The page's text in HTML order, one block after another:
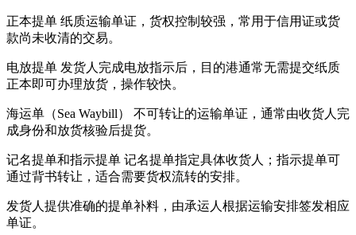
正本提单 纸质运输单证，货权控制较强，常用于信用证或货
款尚未收清的交易。
电放提单 发货人完成电放指示后，目的港通常无需提交纸质
正本即可办理放货，操作较快。
海运单（Sea Waybill） 不可转让的运输单证，通常由收货人完
成身份和放货核验后提货。
记名提单和指示提单 记名提单指定具体收货人；指示提单可
通过背书转让，适合需要货权流转的安排。
发货人提供准确的提单补料，由承运人根据运输安排签发相应
单证。